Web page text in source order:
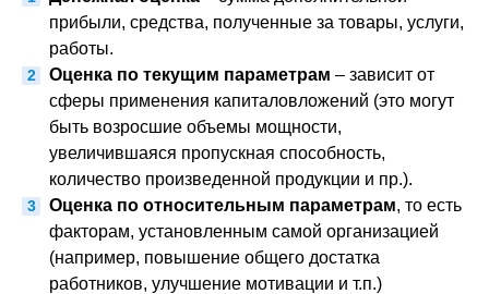
прибыли, средства, полученные за товары, услуги,
работы.
Оценка по текущим параметрам – зависит от
сферы применения капиталовложений (это могут
быть возросшие объемы мощности,
увеличившаяся пропускная способность,
количество произведенной продукции и пр.).
Оценка по относительным параметрам, то есть
факторам, установленным самой организацией
(например, повышение общего достатка
работников, улучшение мотивации и т.п.)